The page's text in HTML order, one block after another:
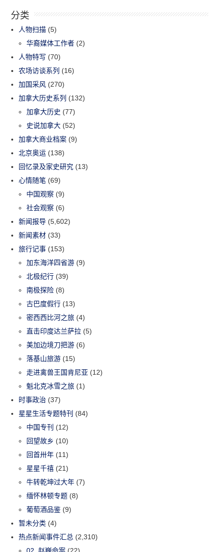
分类
人物扫描 (5)
华裔媒体工作者 (2)
人物特写 (70)
农场访谈系列 (16)
加国采风 (270)
加拿大历史系列 (132)
加拿大历史 (77)
史说加拿大 (52)
加拿大商业档案 (9)
北京奥运 (138)
回忆录及家史研究 (13)
心情随笔 (69)
中国观察 (9)
社会观察 (6)
新闻报导 (5,602)
新闻素材 (33)
旅行记事 (153)
加东海洋四省游 (9)
北极纪行 (39)
南极探险 (8)
古巴度假行 (13)
密西西比河之旅 (4)
直击印度达兰萨拉 (5)
美加边境刀把游 (6)
落基山旅游 (15)
走进禽兽王国肯尼亚 (12)
魁北克冰雪之旅 (1)
时事政治 (37)
星星生活专题特刊 (84)
中国专刊 (12)
回望故乡 (10)
回首卅年 (11)
星星千禧 (21)
牛转乾坤过大年 (7)
缅怀林顿专题 (8)
葡萄酒品鉴 (9)
暂未分类 (4)
热点新闻事件汇总 (2,310)
02_赵巍命案 (22)